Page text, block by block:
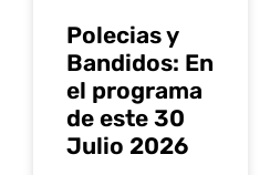
Polecias y
Bandidos: En
el programa
de este 30
Julio 2026